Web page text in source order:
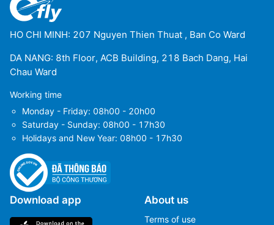
HO CHI MINH: 207 Nguyen Thien Thuat , Ban Co Ward
DA NANG: 8th Floor, ACB Building, 218 Bach Dang, Hai
Chau Ward
Working time
Monday - Friday: 08h00 - 20h00
Saturday - Sunday: 08h00 - 17h30
Holidays and New Year: 08h00 - 17h30
Download app About us
Terms of use